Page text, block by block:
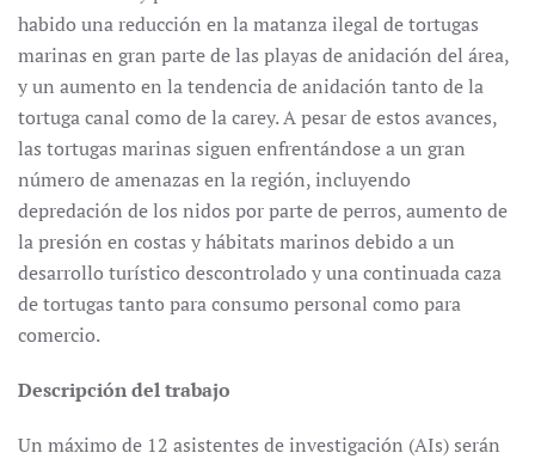
habido una reducción en la matanza ilegal de tortugas
marinas en gran parte de las playas de anidación del área,
y un aumento en la tendencia de anidación tanto de la
tortuga canal como de la carey. A pesar de estos avances,
las tortugas marinas siguen enfrentándose a un gran
número de amenazas en la región, incluyendo
depredación de los nidos por parte de perros, aumento de
la presión en costas y hábitats marinos debido a un
desarrollo turístico descontrolado y una continuada caza
de tortugas tanto para consumo personal como para
comercio.
Descripción del trabajo
Un máximo de 12 asistentes de investigación (AIs) serán